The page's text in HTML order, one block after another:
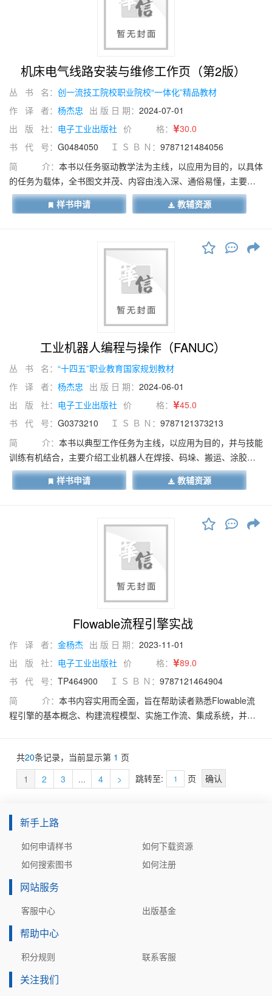
应用（通过MATLAB软件编程）及结果分析。本书内容系统性强，
机床电气线路安装与维修工作页（第2版）
丛 书 名： 创一流技工院校职业院校“一体化”精品教材
作 译 者： 杨杰忠 出 版 日 期： 2024-07-01
出 版 社： 电子工业出版社 价 格：
30.0
书 代 号： G0484050 Ｉ Ｓ Ｂ Ｎ： 9787121484056
简 介： 本书以任务驱动教学法为主线，以应用为目的，以具体
的任务为载体，全书图文并茂、内容由浅入深、通俗易懂，主要内
容包括立式钻床电气控制线路的安装与调试、立式钻床电气控制线
路的检修、 CA6140型车床电气控线路的安装与调试、 CA6140型车
调试、M7130型平面磨床电气控制线路的检修、Z3040型摇臂钻床
电气控制线路的安装与调试、 Z3040型摇臂钻床电气控制线路的检
修、X62W万能铣床电气控制线路的安装与调试、 X62W万能铣床电
气控制线路的检修10个学习任务。
样书申请 教辅资源
工业机器人编程与操作（FANUC）
丛 书 名： “十四五”职业教育国家规划教材
作 译 者： 杨杰忠 出 版 日 期： 2024-06-01
出 版 社： 电子工业出版社 价 格：
45.0
书 代 号： G0373210 Ｉ Ｓ Ｂ Ｎ： 9787121373213
简 介： 本书以典型工作任务为主线，以应用为目的，并与技能
训练有机结合，主要介绍工业机器人在焊接、码垛、搬运、涂胶、
上下料、自动生产流水线等方面的编程与操作。在任务的选择上，
以典型的工作任务为载体，坚持以能力为本位，重视实践能力的培
统一，有利于实现"理实一体化”教学，充分体现了认知规律。
样书申请 教辅资源
Flowable流程引擎实战
作 译 者： 金杨杰 出 版 日 期： 2023-11-01
出 版 社： 电子工业出版社 价 格：
89.0
书 代 号： TP464900 Ｉ Ｓ Ｂ Ｎ： 9787121464904
简 介： 本书内容实用而全面，旨在帮助读者熟悉Flowable流
程引擎的基本概念、构建流程模型、实施工作流、集成系统，并解
流程引擎各组件API及其实战应用，并以通俗易懂的语言讲解引擎设
计原理、源码和进阶用法，有助于开发者进一步优化系统。如果你
正在开发、调试及维护Flowable流程引擎系统，那么本书将是你宝
共20条记录，当前显示第 1 页
1
2 3 ... 4 > 跳转至: 页
新手上路
如何申请样书
如何下载资源
如何搜索图书
如何注册
网站服务
客服中心 出版基金
帮助中心
积分规则 联系客服
关注我们